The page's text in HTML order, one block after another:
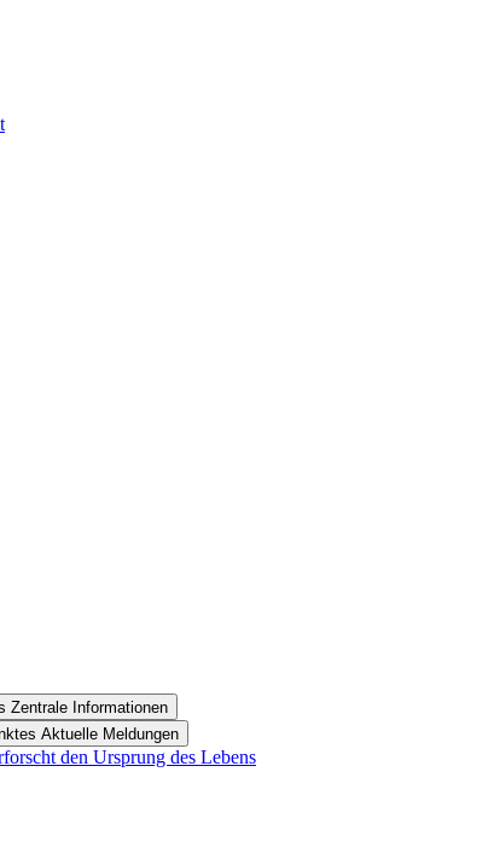
Zentrale Informationen
Aktuelle Meldungen
den Ursprung des Lebens